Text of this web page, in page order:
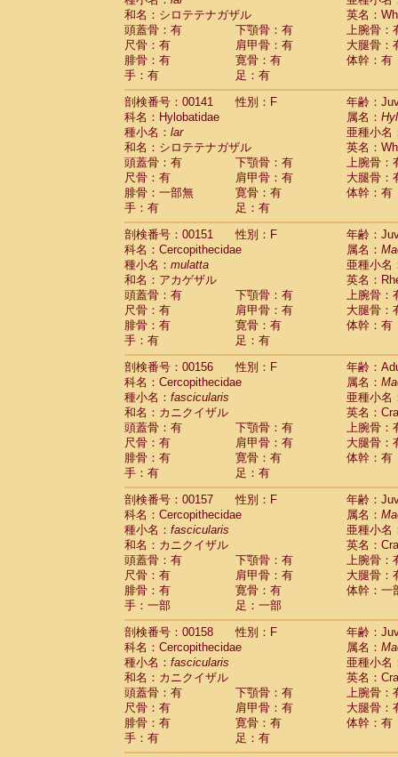
和名：シロテテナガザル
英名：
頭蓋骨：有
下顎骨：有
上腕骨：
尺骨：有
肩甲骨：有
大腿骨：
腓骨：有
寛骨：有
体幹：有
手：有
足：有
剖検番号：00141
性別：F
年齢：
科名：Hylobatidae
属名：
種小名： lar
亜種小名
和名：シロテテナガザル
英名：
頭蓋骨：有
下顎骨：有
上腕骨：
尺骨：有
肩甲骨：有
大腿骨：
腓骨：一部無
寛骨：有
体幹：有
手：有
足：有
剖検番号：00151
性別：F
年齢：
科名：Cercopithecidae
属名：
種小名： mulatta
亜種小名
和名：アカゲザル
英名：
頭蓋骨：有
下顎骨：有
上腕骨：
尺骨：有
肩甲骨：有
大腿骨：
腓骨：有
寛骨：有
体幹：有
手：有
足：有
剖検番号：00156
性別：F
年齢：
科名：Cercopithecidae
属名：
種小名： fascicularis
亜種小名
和名：カニクイザル
英名：
頭蓋骨：有
下顎骨：有
上腕骨：
尺骨：有
肩甲骨：有
大腿骨：
腓骨：有
寛骨：有
体幹：有
手：有
足：有
剖検番号：00157
性別：F
年齢：
科名：Cercopithecidae
属名：
種小名： fascicularis
亜種小名
和名：カニクイザル
英名：
頭蓋骨：有
下顎骨：有
上腕骨：
尺骨：有
肩甲骨：有
大腿骨：
腓骨：有
寛骨：有
体幹：一
手：一部
足：一部
剖検番号：00158
性別：F
年齢：
科名：Cercopithecidae
属名：
種小名： fascicularis
亜種小名
和名：カニクイザル
英名：
頭蓋骨：有
下顎骨：有
上腕骨：
尺骨：有
肩甲骨：有
大腿骨：
腓骨：有
寛骨：有
体幹：有
手：有
足：有